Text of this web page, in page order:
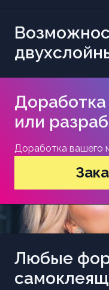
или
Доработка вашего
Любые